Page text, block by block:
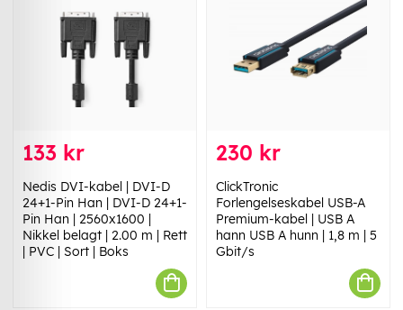
133 kr
Nedis DVI-kabel | DVI-D
24+1-Pin Han | DVI-D 24+1-
Pin Han | 2560x1600 |
Nikkel belagt | 2.00 m | Rett
| PVC | Sort | Boks
230 kr
ClickTronic
Forlengelseskabel USB-A
Premium-kabel | USB A
hann USB A hunn | 1,8 m | 5
Gbit/s